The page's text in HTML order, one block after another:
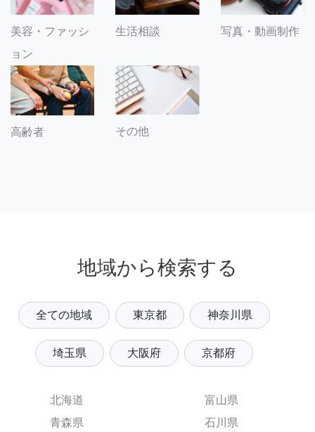
美容・ファッシ
ョン
生活相談 写真・動画制作
高齢者 その他
地域から検索する
全ての地域 東京都 神奈川県
埼玉県 大阪府 京都府
北海道
青森県
富山県
石川県